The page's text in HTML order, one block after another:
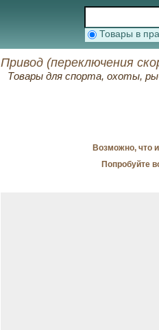
Товары в
Привод (переключения
Товары для спорта, охоты,
Возможно, что
Попробуйте